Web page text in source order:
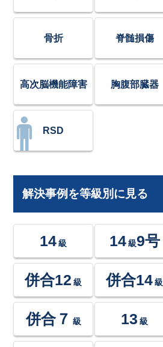
骨折 脊髄損傷
高次脳機能障害 胸腹部臓器
RSD
解決事例を等級別に見る
14 級 14級9号
併合12 級 併合14 級
併合７ 級 13 級